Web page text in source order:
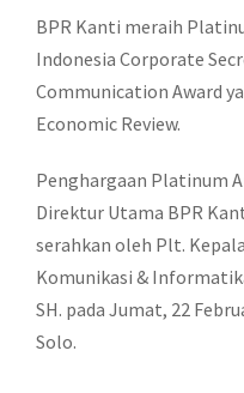
BPR Kanti meraih
Indonesia Corporate
Communication Award
Economic Review.
Penghargaan Platinum
Direktur Utama BPR
serahkan oleh Plt.
Komunikasi &
SH. pada Jumat, 22
Solo.